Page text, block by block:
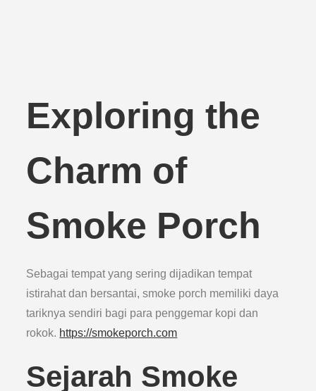
Exploring the
Charm of
Smoke Porch
Sebagai tempat yang sering dijadikan tempat
istirahat dan bersantai, smoke porch memiliki daya
tariknya sendiri bagi para penggemar kopi dan
rokok. https://smokeporch.com
Sejarah Smoke